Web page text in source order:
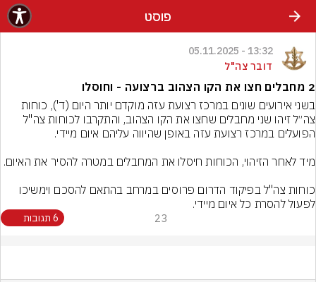
פוסט
13:32 - 05.11.2025
דובר צה"ל
2 מחבלים חצו את הקו הצהוב ברצועה - וחוסלו
צה״ל זיהו שני מחבלים שחצו את הקו הצהוב, והתקרבו לכוחות צה"ל
לפעול להסרת כל איום מיידי.
23 6 תגובות